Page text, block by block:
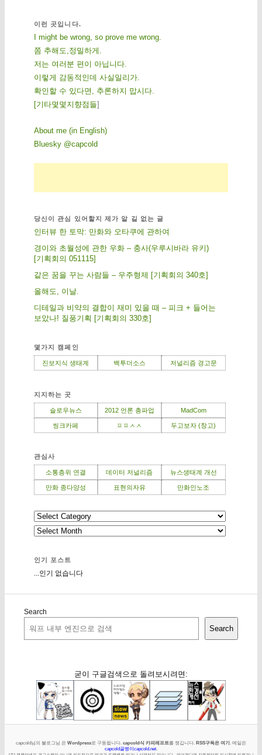
이런 곳입니다.
I might be wrong, so prove me wrong.
쫌 추해도,정밀하게.
저는 여러분 편이 아닙니다.
이렇게 감동적인데 사실일리가.
확인할 수 있다면, 추론하지 맙시다.
[기 타몇 몇 지 향점 들]
About me (in English)
Bluesky @capcold
당신이 관심 있어할지 제가 알 길 없는 글
인터뷰 한 토막: 만화와 오타쿠에 관하여
경이와 초월성에 관한 우화 – 충사(우루시바라 유키)
[기획회의 051115]
같은 꿈을 꾸는 사람들 – 우주형제 [기획회의 340호]
올해도, 이날.
디테일과 비약의 결합이 재미 있을 때 – 피크 + 들어는
보았나! 질풍기획 [기획회의 330호]
몇가지 캠페인
진보지식 생태계 백투더소스 저널리즘 경고문
지지하는 곳
슬로우뉴스 2012 언론 총파업 MadCom
씽크카페 ㅍㅍㅅㅅ 두고보자 (창고)
관심사
소통층위 연결 데이터 저널리즘 뉴스생태계 개선
만화 종다양성 표현의자유 만화인노조
인기 포스트
...인기 없습니다
Search
Search
굳이 구글검색으로 돌려보시려면:
capcold님의 블로그님 은 Wordpress로 구동됩니다. capcold식 카피레프트를 챙깁니다. RSS구독은 여기. 메일은
capcold골뱅이capcold.net.